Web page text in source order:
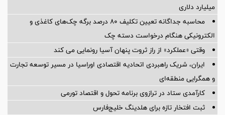
میلیارد دلاری
محاسبه جداگانه تعیین تکلیف 80 درصد برگه چک‌های کاغذی و
الکترونیکی هنگام درخواست دسته چک
وقتی «عملکرد» از راز ثروت پنهان آسیا رونمایی می کند
ایران، شریک راهبردی اتحادیه اقتصادی اوراسیا در مسیر توسعه تجارت
و همگرایی منطقه‌ای
کارآمدی ستاد در ترازوی برنامه تحول و اقتصاد تورمی
ثبت افتخار تازه برای هلدینگ خلیج‌فارس